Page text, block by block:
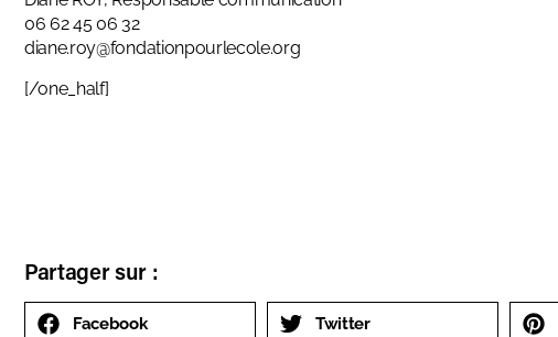
06 62 45 06 32
diane.roy@fondationpourlecole.org
[/one_half]
Partager sur :
Facebook Twitter